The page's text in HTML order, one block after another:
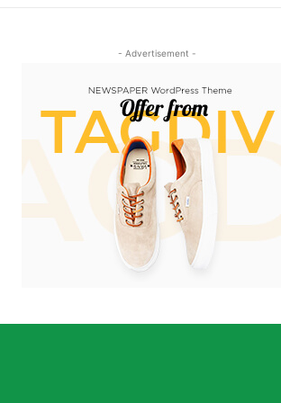
- Advertisement -